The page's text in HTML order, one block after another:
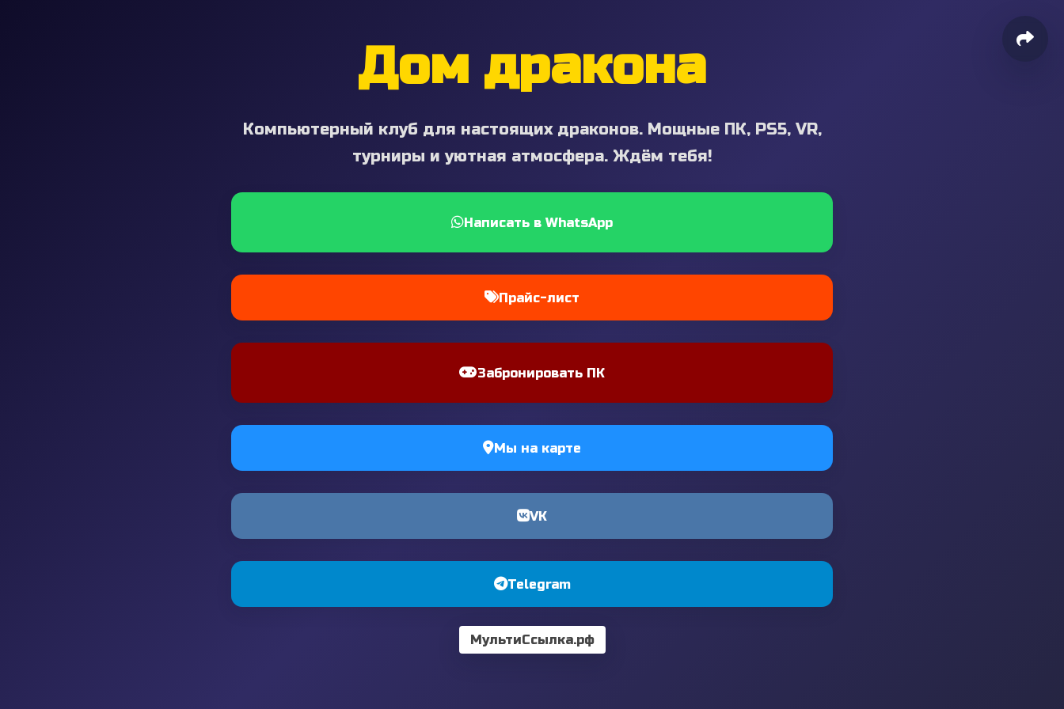
Дом дракона
Компьютерный клуб для настоящих драконов. Мощные ПК, PS5, VR,
турниры и уютная атмосфера. Ждём тебя!
Написать в WhatsApp
Прайс-лист
Забронировать ПК
Мы на карте
VK
Telegram
МультиСсылка.рф